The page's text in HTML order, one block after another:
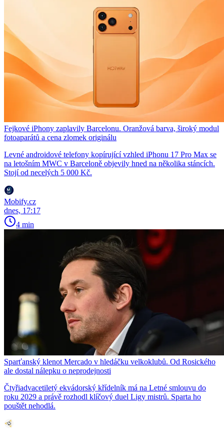
Fejkové iPhony zaplavily Barcelonu. Oranžová barva, široký modul
fotoaparátů a cena zlomek originálu
Levné androidové telefony kopírující vzhled iPhonu 17 Pro Max se
na letošním MWC v Barceloně objevily hned na několika stáncích.
Stojí od necelých 5 000 Kč.
Mobify.cz
dnes, 17:17
4 min
Sparťanský klenot Mercado v hledáčku velkoklubů. Od Rosického
ale dostal nálepku o neprodejnosti
Čtyřiadvacetiletý ekvádorský křídelník má na Letné smlouvu do
roku 2029 a právě rozhodl klíčový duel Ligy mistrů. Sparta ho
pouštět nehodlá.